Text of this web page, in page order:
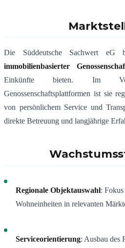
Die Süddeutsche Sachwert eG
immobilienbasierter
Einkünfte bieten. Im
Genossenschaftsplattformen ist sie
von persönlichem Service und
direkte Betreuung und langjährige
Regionale Objektauswahl:
Wohneinheiten in relevanten
Serviceorientierung: Ausbau des